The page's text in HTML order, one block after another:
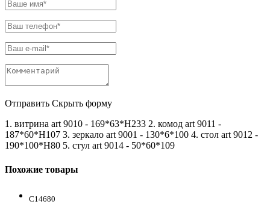
Отправить Скрыть форму
1. витрина art 9010 - 169*63*Н233 2. комод art 9011 -
187*60*H107 3. зеркало art 9001 - 130*6*100 4. стол art 9012 -
190*100*H80 5. стул art 9014 - 50*60*109
Похожие товары
C14680